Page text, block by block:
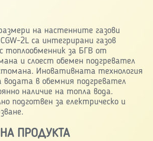
на настенните газови
2L са интегрирани газов
топлообменник за БГВ от
и слоест обемен подгревател
Иновативната технология
водата в обемния подгревател
наличие на топла вода.
подготвен за електрическо и
ПРОДУКТА